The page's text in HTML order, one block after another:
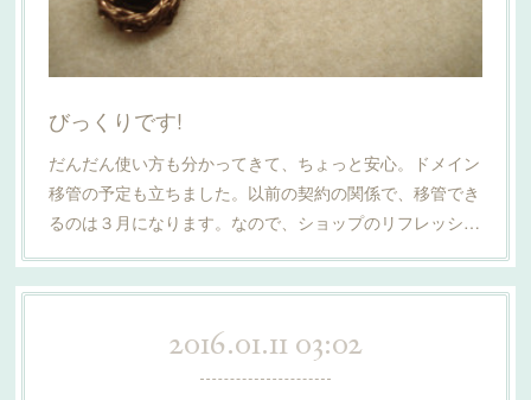
びっくりです!
だんだん使い方も分かってきて、ちょっと安心。ドメイン
移管の予定も立ちました。以前の契約の関係で、移管でき
るのは３月になります。なので、ショップのリフレッシ…
2016.01.11 03:02